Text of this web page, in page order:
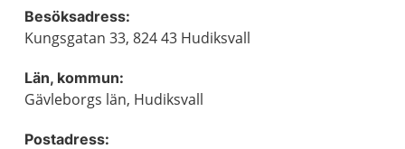
Besöksadress:
Kungsgatan 33, 824 43 Hudiksvall
Län, kommun:
Gävleborgs län, Hudiksvall
Postadress: